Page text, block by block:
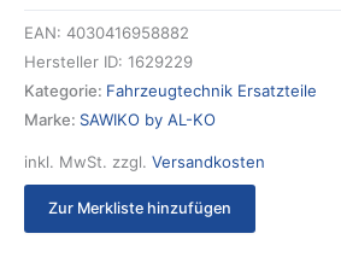
EAN: 4030416958882
Hersteller ID: 1629229
Kategorie: Fahrzeugtechnik Ersatzteile
Marke: SAWIKO by AL-KO
inkl. MwSt. zzgl. Versandkosten
Zur Merkliste hinzufügen